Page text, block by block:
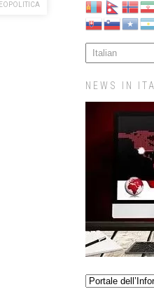
NEWS IN